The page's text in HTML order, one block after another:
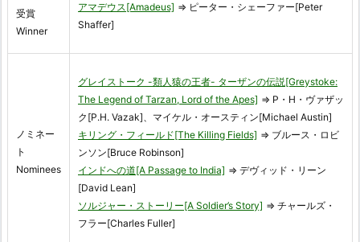
受賞
Winner
アマデウス[Amadeus] ⇒ ピーター・シェーファー[Peter
Shaffer]
ノミネー
ト
Nominees
グレイストーク -類人猿の王者- ターザンの伝説[Greystoke:
The Legend of Tarzan, Lord of the Apes] ⇒ P・H・ヴァザッ
ク[P.H. Vazak]、マイケル・オースティン[Michael Austin]
キリング・フィールド[The Killing Fields] ⇒ ブルース・ロビ
ンソン[Bruce Robinson]
インドへの道[A Passage to India] ⇒ デヴィッド・リーン
[David Lean]
ソルジャー・ストーリー[A Soldier’s Story] ⇒ チャールズ・
フラー[Charles Fuller]